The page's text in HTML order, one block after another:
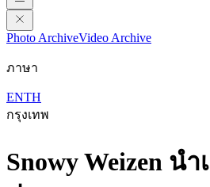
Photo ArchiveVideo Archive
ภาษา
ENTH
กรุงเทพ
Snowy Weizen น